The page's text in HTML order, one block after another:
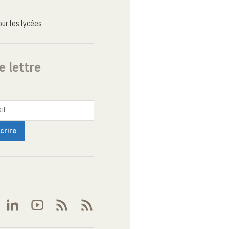
les lycées
lettre